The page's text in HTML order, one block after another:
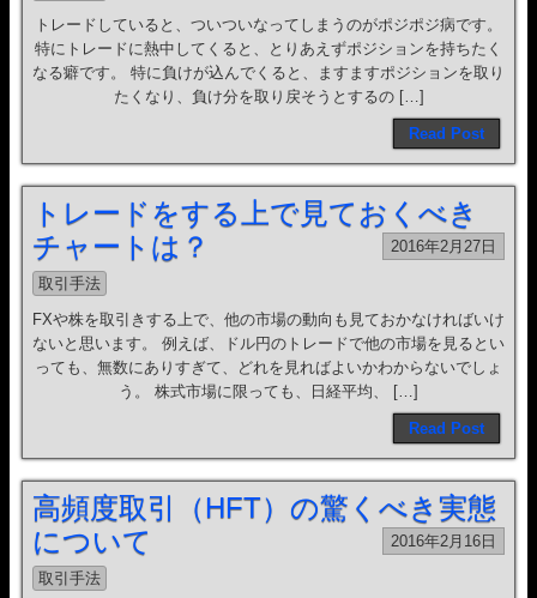
トレードしていると、ついついなってしまうのがポジポジ病です。
特にトレードに熱中してくると、とりあえずポジションを持ちたく
なる癖です。 特に負けが込んでくると、ますますポジションを取り
たくなり、負け分を取り戻そうとするの […]
Read Post
トレードをする上で見ておくべき
チャートは？
2016年2月27日
取引手法
FXや株を取引きする上で、他の市場の動向も見ておかなければいけ
ないと思います。 例えば、ドル円のトレードで他の市場を見るとい
っても、無数にありすぎて、どれを見ればよいかわからないでしょ
う。 株式市場に限っても、日経平均、 […]
Read Post
高頻度取引（HFT）の驚くべき実態
について
2016年2月16日
取引手法